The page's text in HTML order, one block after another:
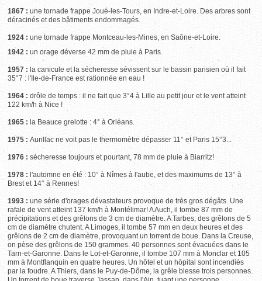
1867 : une tornade frappe Joué-les-Tours, en Indre-et-Loire. Des arbres sont
déracinés et des bâtiments endommagés.
1924 : une tornade frappe Montceau-les-Mines, en Saône-et-Loire.
1942 : un orage déverse 42 mm de pluie à Paris.
1957 : la canicule et la sécheresse sévissent sur le bassin parisien où il fait
35°7 : l'Ile-de-France est rationnée en eau !
1964 : drôle de temps : il ne fait que 3°4 à Lille au petit jour et le vent atteint
122 km/h à Nice !
1965 : la Beauce grelotte : 4° à Orléans.
1975 : Aurillac ne voit pas le thermomètre dépasser 11° et Paris 15°3...
1976 : sécheresse toujours et pourtant, 78 mm de pluie à Biarritz!
1978 : l'automne en été : 10° à Nîmes à l'aube, et des maximums de 13° à
Brest et 14° à Rennes!
1993 : une série d'orages dévastateurs provoque de très gros dégâts. Une
rafale de vent atteint 137 km/h à Montélimar! A Auch, il tombe 87 mm de
précipitations et des grêlons de 3 cm de diamètre. A Tarbes, des grêlons de 5
cm de diamètre chutent. A Limoges, il tombe 57 mm en deux heures et des
grêlons de 2 cm de diamètre, provoquant un torrent de boue. Dans la Creuse,
on pèse des grêlons de 150 grammes. 40 personnes sont évacuées dans le
Tarn-et-Garonne. Dans le Lot-et-Garonne, il tombe 107 mm à Monclar et 105
mm à Montflanquin en quatre heures. Un hôtel et un hôpital sont incendiés
par la foudre. A Thiers, dans le Puy-de-Dôme, la grêle blesse trois personnes.